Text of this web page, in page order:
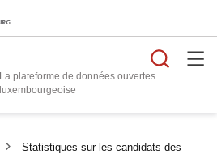
La plateforme de données ouvertes
Statistiques sur les candidats des